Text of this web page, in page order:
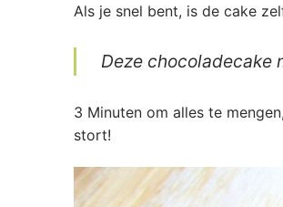
Als je snel bent, is de cake
Deze chocoladecake
3 Minuten om alles te
stort!